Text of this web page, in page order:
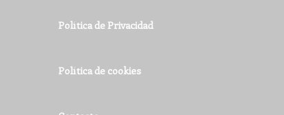
Política de Privacidad
Política de cookies